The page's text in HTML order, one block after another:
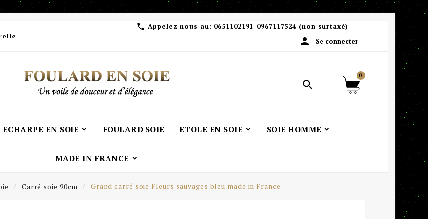
 Appelez nous au: 0651102191-0967117524 (non surtaxé)
 Se connecter

0
ECHARPE EN SOIE FOULARD SOIE ETOLE EN SOIE SOIE HOMME
MADE IN FRANCE
Carré soie 90cm Grand carré soie Fleurs sauvages bleu made in France